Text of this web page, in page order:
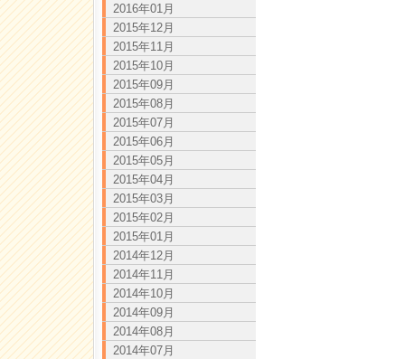
2016年01月
2015年12月
2015年11月
2015年10月
2015年09月
2015年08月
2015年07月
2015年06月
2015年05月
2015年04月
2015年03月
2015年02月
2015年01月
2014年12月
2014年11月
2014年10月
2014年09月
2014年08月
2014年07月